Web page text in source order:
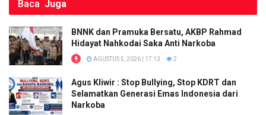
Baca Juga
BNNK dan Pramuka Bersatu, AKBP Rahmad
Hidayat Nahkodai Saka Anti Narkoba
AGUSTUS 5, 2026 | 17:13 2
Agus Kliwir : Stop Bullying, Stop KDRT dan
Selamatkan Generasi Emas Indonesia dari
Narkoba